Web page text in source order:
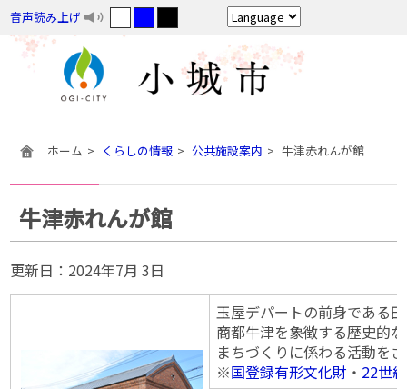
音声読み上げ
ホーム くらしの情報 公共施設案内 牛津赤れんが館
牛津赤れんが館
更新日： 2024年7月 3日
玉屋デパートの前身である
商都牛津を象徴する歴史的
まちづくりに係わる活動を
※国登録有形文化財 ・ 22世